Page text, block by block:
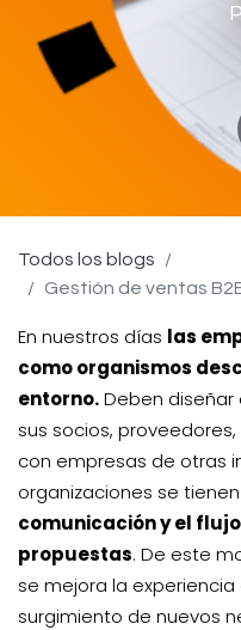
Todos los blogs
Gestión de ventas B2B:
En nuestros días las
como organismos
entorno.Deben
sus socios,
con empresas de otras
organizaciones se
comunicación y el
propuestas. De este
se mejora la experiencia
surgimiento de nuevos